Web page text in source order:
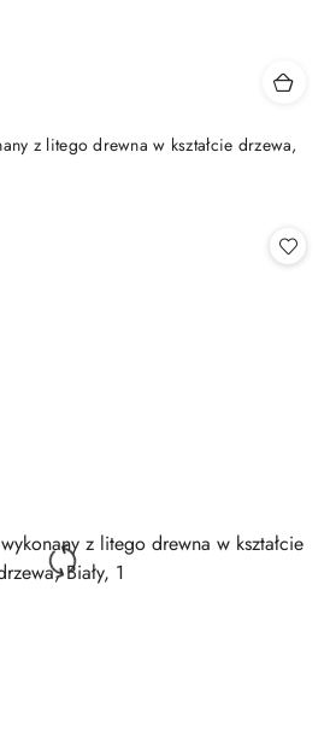
z litego drewna w kształcie drzewa,